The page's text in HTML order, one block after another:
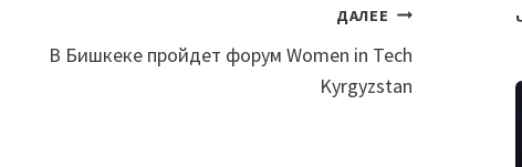
ДАЛЕЕ
В Бишкеке пройдет форум Women in Tech
Kyrgyzstan